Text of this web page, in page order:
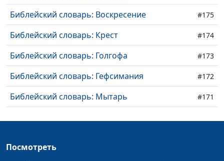
Библейский словарь: Воскресение #175
Библейский словарь: Крест #174
Библейский словарь: Голгофа #173
Библейский словарь: Гефсимания #172
Библейский словарь: Мытарь #171
Посмотреть